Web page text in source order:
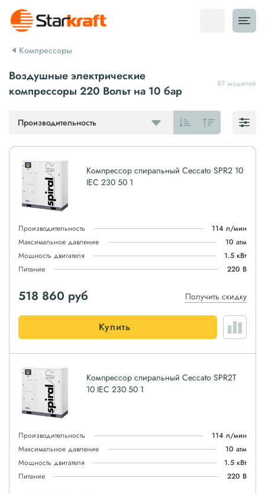
Компрессоры
Воздушные электрические
компрессоры 220 Вольт на 10 бар
87 моделей
Производительность
Компрессор спиральный Ceccato SPR2 10
IEC 230 50 1
Производительность
114 л/мин
Максимальное давление
10 атм
Мощность двигателя
1.5 кВт
Питание
220 В
518 860 руб Получить скидку
Купить
Компрессор спиральный Ceccato SPR2T
10 IEC 230 50 1
Производительность
114 л/мин
Максимальное давление
10 атм
Мощность двигателя
1.5 кВт
Питание
220 В